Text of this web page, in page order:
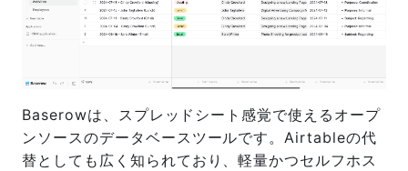
Baserowは、スプレッドシート感覚で使えるオープ
ンソースのデータベースツールです。Airtableの代
替としても広く知られており、軽量かつセルフホス